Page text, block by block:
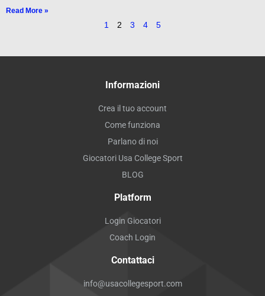
Read More »
1 2 3 4 5
Informazioni
Crea il tuo account
Come funziona
Parlano di noi
Giocatori Usa College Sport
BLOG
Platform
Login Giocatori
Coach Login
Contattaci
info@usacollegesport.com